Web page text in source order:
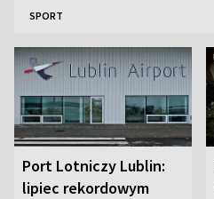
SPORT
Port Lotniczy Lublin:
lipiec rekordowym